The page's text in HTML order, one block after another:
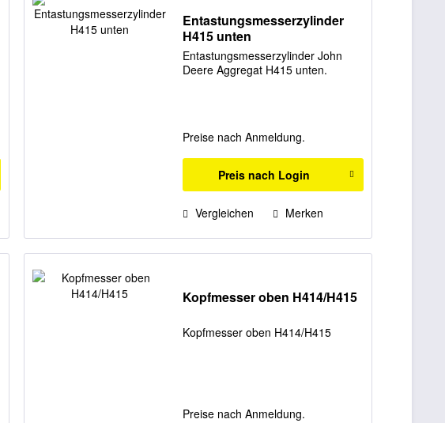
Entastungsmesserzylinder
H415 unten
Entastungsmesserzylinder John
Deere Aggregat H415 unten.
Preise nach Anmeldung.
Preis nach Login
Vergleichen Merken
Kopfmesser oben H414/H415
Kopfmesser oben H414/H415
Preise nach Anmeldung.